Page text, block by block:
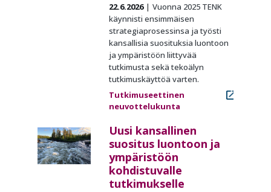
22.6.2026
Vuonna 2025 TENK
käynnisti ensimmäisen
strategiaprosessinsa ja työsti
kansallisia suosituksia luontoon
ja ympäristöön liittyvää
tutkimusta sekä tekoälyn
tutkimuskäyttöä varten.
Tutkimuseettinen
neuvottelukunta
Uusi kansallinen
suositus luontoon ja
ympäristöön
kohdistuvalle
tutkimukselle